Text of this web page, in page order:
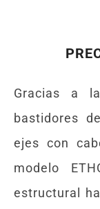
Gracias a
bastidores
ejes con
modelo
estructural